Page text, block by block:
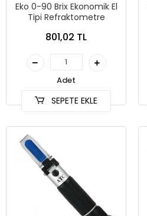
Eko 0-90 Brix Ekonomik El
Tipi Refraktometre
801,02 TL
Adet
SEPETE EKLE